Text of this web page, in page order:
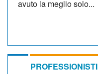
avuto la meglio solo...
PROFESSIONISTI